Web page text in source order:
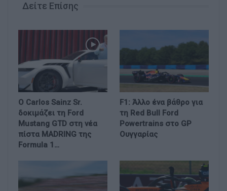
Δείτε Επίσης
Ο Carlos Sainz Sr.
δοκιμάζει τη Ford
Mustang GTD στη νέα
πίστα MADRING της
Formula 1…
F1: Άλλο ένα βάθρο για
τη Red Bull Ford
Powertrains στο GP
Ουγγαρίας